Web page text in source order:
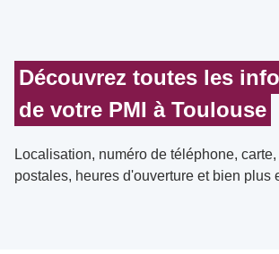
Découvrez toutes les
de votre PMI à Toulouse
Localisation, numéro de téléphone,
postales, heures d'ouverture et bien plus